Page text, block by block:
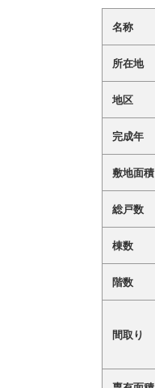
名称
所在地
地区
完成年
敷地面積
総戸数
棟数
階数
間取り